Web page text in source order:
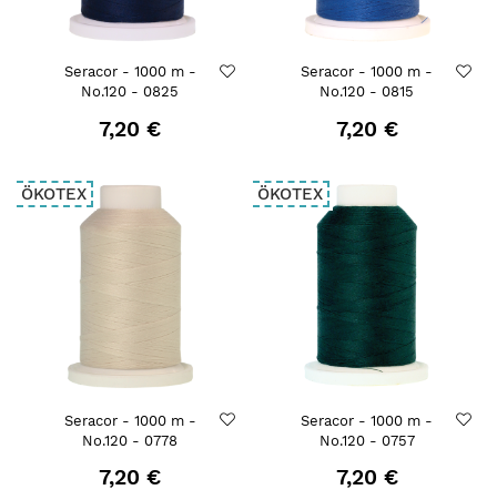
Seracor - 1000 m -
No.120 - 0825
7,20 €
Seracor - 1000 m -
No.120 - 0815
7,20 €
ÖKOTEX
Seracor - 1000 m -
No.120 - 0778
7,20 €
ÖKOTEX
Seracor - 1000 m -
No.120 - 0757
7,20 €